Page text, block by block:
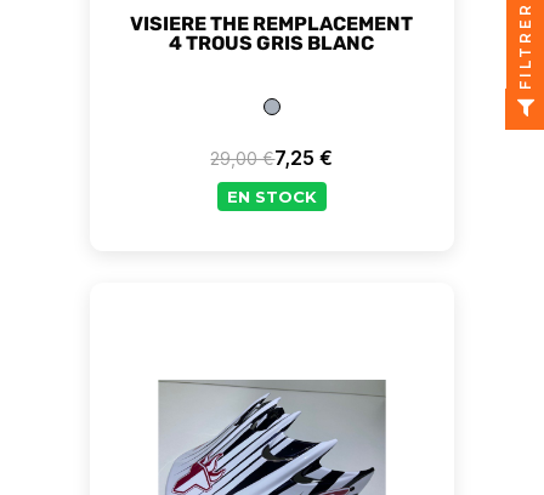
VISIERE THE REMPLACEMENT
4 TROUS GRIS BLANC
Prix de base
29,00 €Prix
7,25 €
EN STOCK
FILTRER